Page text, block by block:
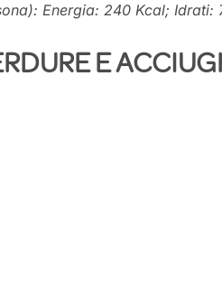
Energia: 240 Kcal; Idrati:
E